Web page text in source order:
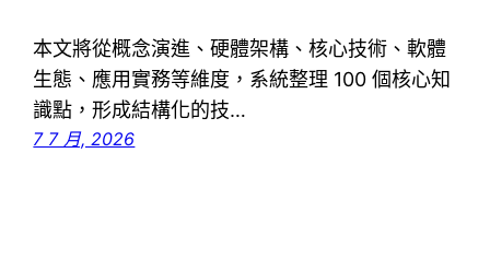
本文將從概念演進、硬體架構、核心技術、軟體
生態、應用實務等維度，系統整理 100 個核心知
識點，形成結構化的技…
7 7 月, 2026